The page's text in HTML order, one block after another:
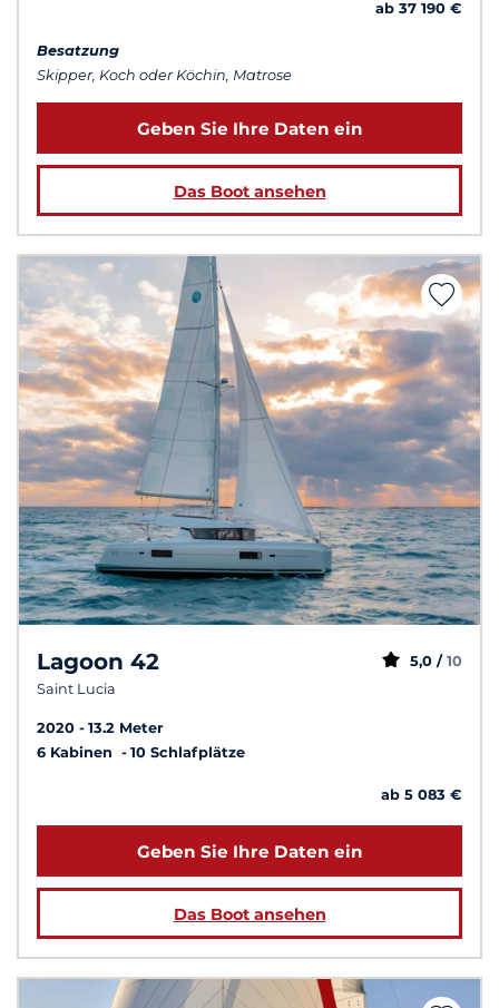
ab 37 190 €
Besatzung
Skipper, Koch oder Köchin, Matrose
Geben Sie Ihre Daten ein
Das Boot ansehen
Lagoon 42
Saint Lucia
5,0 / 10
2020
13.2 Meter
6 Kabinen
10 Schlafplätze
ab 5 083 €
Geben Sie Ihre Daten ein
Das Boot ansehen